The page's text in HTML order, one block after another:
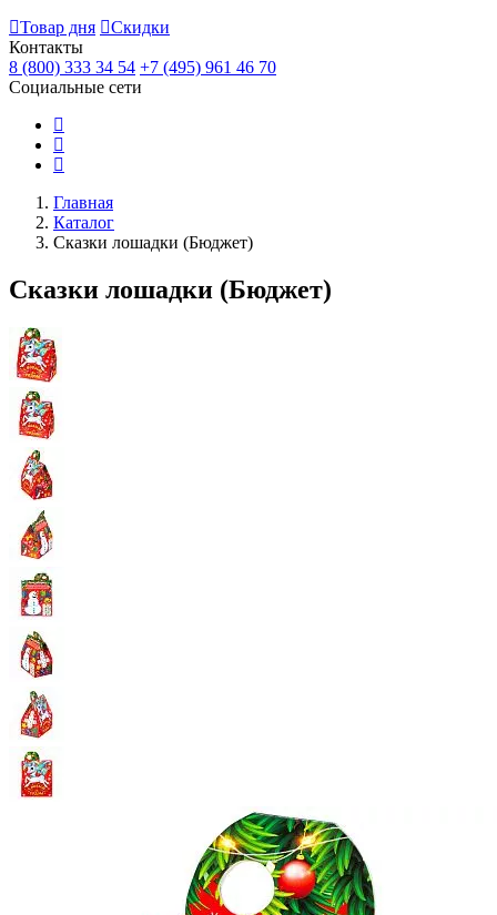
Товар дня
Скидки
Контакты
8 (800) 333 34 54 +7 (495) 961 46 70
Социальные сети
Главная
Каталог
Сказки лошадки (Бюджет)
Сказки лошадки (Бюджет)